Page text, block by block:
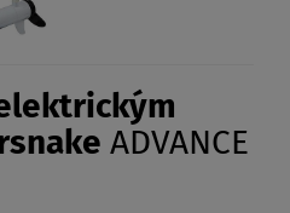
ADVANCE